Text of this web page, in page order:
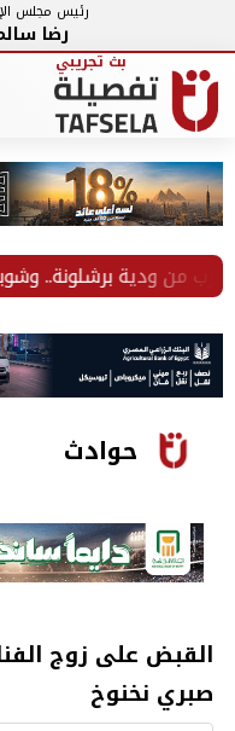
رئيس مجلس
رضا
ودية برشلونة.. وشوبير
حوادث
القبض على زوج
صبري نخنوخ